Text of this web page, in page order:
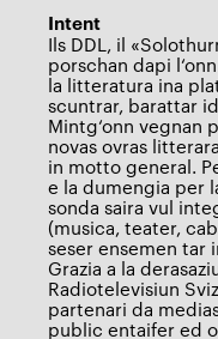
Intent
Ils DDL, il
porschan dapi
la litteratura ina
scuntrar, barattar
Mintg‘onn vegnan
novas ovras
in motto general.
e la dumengia per
sonda saira vul
(musica, teater,
seser ensemen tar
Grazia a la
Radiotelevisiun
partenari da
public entaifer ed